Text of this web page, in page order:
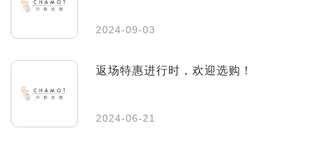
2024-09-03
返场特惠进行时，欢迎选购！
2024-06-21